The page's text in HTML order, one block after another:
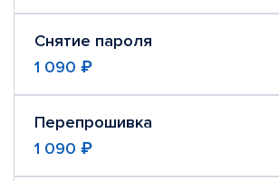
Снятие пароля
1 090 ₽
Перепрошивка
1 090 ₽